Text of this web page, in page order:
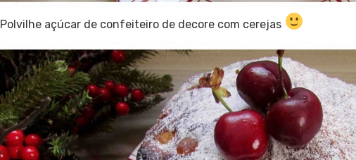
Polvilhe açúcar de confeiteiro de decore com cerejas